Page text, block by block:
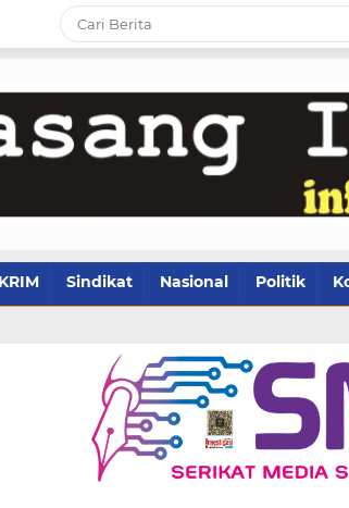
Sindikat Nasional Politik